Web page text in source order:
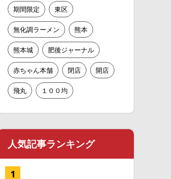
期間限定 東区
無化調ラーメン 熊本
熊本城 肥後ジャーナル
赤ちゃん本舗 閉店 開店
飛丸 １００均
人気記事ランキング